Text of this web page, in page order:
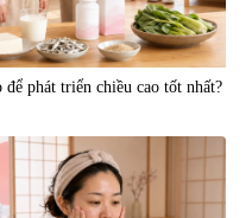
phát triển chiều cao tốt nhất?